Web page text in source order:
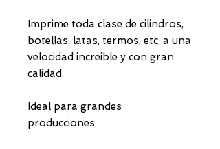
Imprime toda clase de cilindros,
botellas, latas, termos, etc, a una
velocidad increible y con gran
calidad.
Ideal para grandes
producciones.